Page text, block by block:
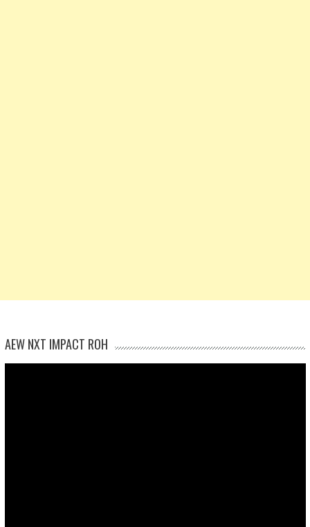
AEW NXT IMPACT ROH